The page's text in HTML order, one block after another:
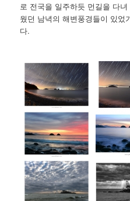
로 전국을 일주하듯 먼길을 다
웠던 남녁의 해변풍경들이 있었
다.